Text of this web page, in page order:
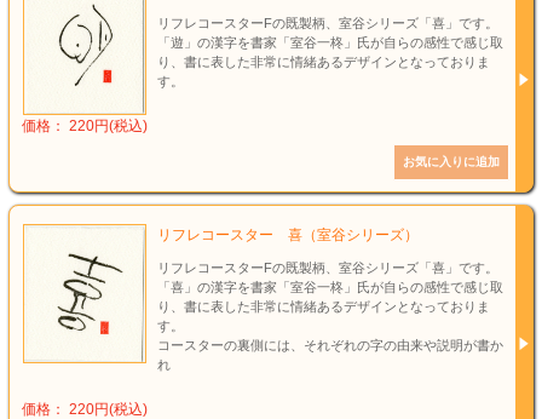
リフレコースターFの既製柄、室谷シリーズ「喜」です。
「遊」の漢字を書家「室谷一柊」氏が自らの感性で感じ取
り、書に表した非常に情緒あるデザインとなっておりま
す。
価格： 220円(税込)
リフレコースター 喜（室谷シリーズ）
リフレコースターFの既製柄、室谷シリーズ「喜」です。
「喜」の漢字を書家「室谷一柊」氏が自らの感性で感じ取
り、書に表した非常に情緒あるデザインとなっておりま
す。
コースターの裏側には、それぞれの字の由来や説明が書か
れ
価格： 220円(税込)